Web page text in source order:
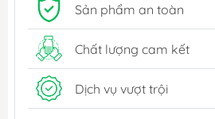
Sản phẩm an toàn
Chất lượng cam kết
Dịch vụ vượt trội